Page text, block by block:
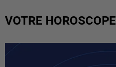
VOTRE HOROSCOPE